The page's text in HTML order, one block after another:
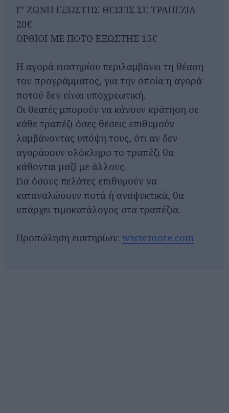
Γ’ ΖΩΝΗ ΕΞΩΣΤΗΣ ΘΕΣΕΙΣ ΣΕ ΤΡΑΠΕΖΙΑ
20€
ΟΡΘΙΟΙ ΜΕ ΠΟΤΟ ΕΞΩΣΤΗΣ 15€
Η αγορά εισιτηρίου περιλαμβάνει τη θέαση
του προγράμματος, για την οποία η αγορά
ποτού δεν είναι υποχρεωτική.
Οι θεατές μπορούν να κάνουν κράτηση σε
κάθε τραπέζι όσες θέσεις επιθυμούν
λαμβάνοντας υπόψη τους, ότι αν δεν
αγοράσουν ολόκληρο το τραπέζι θα
κάθονται μαζί με άλλους.
Για όσους πελάτες επιθυμούν να
καταναλώσουν ποτά ή αναψυκτικά, θα
υπάρχει τιμοκατάλογος στα τραπέζια.
Προπώληση εισιτηρίων: www.more.com